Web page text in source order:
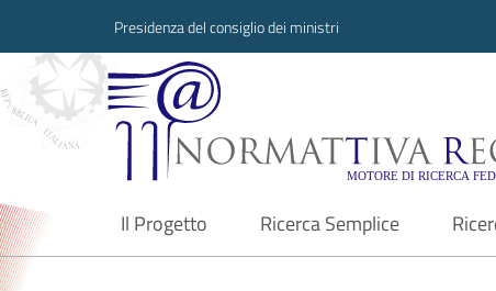
Presidenza del consiglio dei ministri
Normattiva
Il Progetto
current Ricerca Semplice